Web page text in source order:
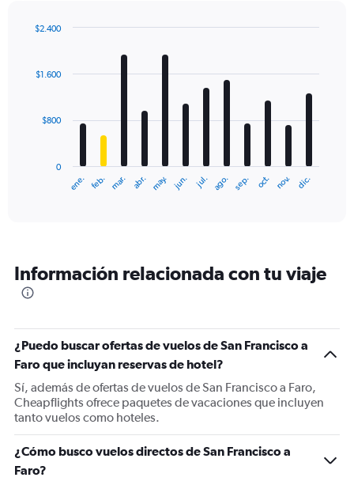
with
12
The
categories.
The
Y
axis
displaying
values.
Range:
0
2400.
ene. feb. mar. abr. may. jun. jul. ago. sep. oct. nov. dic.
0
$800
$1.600
$2.400
Información relacionada con tu viaje
¿Puedo buscar ofertas de vuelos de San Francisco a
Faro que incluyan reservas de hotel?
Sí, además de ofertas de vuelos de San Francisco a Faro,
Cheapflights ofrece paquetes de vacaciones que incluyen
tanto vuelos como hoteles.
¿Cómo busco vuelos directos de San Francisco a
Faro?